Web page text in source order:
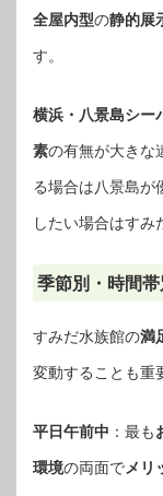
全屋内型の静的展
す。
横浜・八景島シー
素の有無が大きな
る場合は八景島が
したい場合はすみ
季節別・時間
すみだ水族館の満
変動することも重
平日午前中 ：最も
環境の両面でメリ